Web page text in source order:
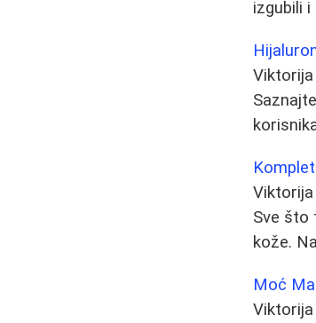
izgubili
Sve što
kože.
Moć